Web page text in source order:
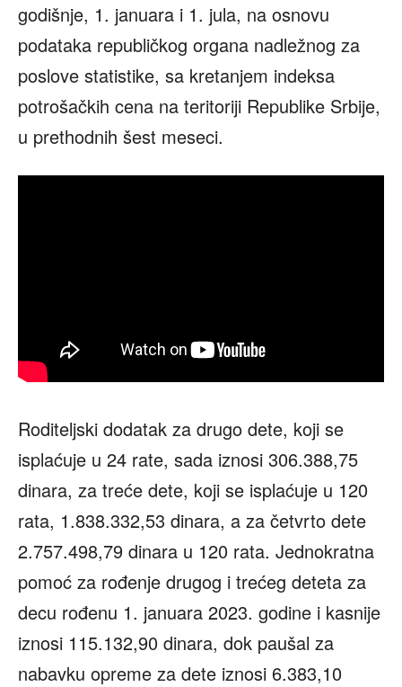
godišnje, 1. januara i 1. jula, na osnovu
podataka republičkog organa nadležnog za
poslove statistike, sa kretanjem indeksa
potrošačkih cena na teritoriji Republike Srbije,
u prethodnih šest meseci.
Roditeljski dodatak za drugo dete, koji se
isplaćuje u 24 rate, sada iznosi 306.388,75
dinara, za treće dete, koji se isplaćuje u 120
rata, 1.838.332,53 dinara, a za četvrto dete
2.757.498,79 dinara u 120 rata. Jednokratna
pomoć za rođenje drugog i trećeg deteta za
decu rođenu 1. januara 2023. godine i kasnije
iznosi 115.132,90 dinara, dok paušal za
nabavku opreme za dete iznosi 6.383,10